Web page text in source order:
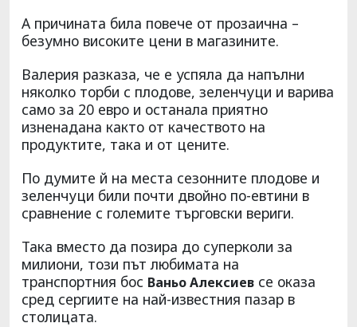
А причината била повече от прозаична –
безумно високите цени в магазините.
Валерия разказа, че е успяла да напълни
няколко торби с плодове, зеленчуци и варива
само за 20 евро и останала приятно
изненадана както от качеството на
продуктите, така и от цените.
По думите й на места сезонните плодове и
зеленчуци били почти двойно по-евтини в
сравнение с големите търговски вериги.
Така вместо да позира до суперколи за
милиони, този път любимата на
транспортния бос Ваньо Алексиев се оказа
сред сергиите на най-известния пазар в
столицата.